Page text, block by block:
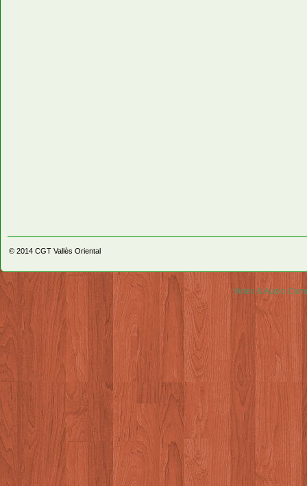
© 2014 CGT Vallès Oriental
Video & Audio